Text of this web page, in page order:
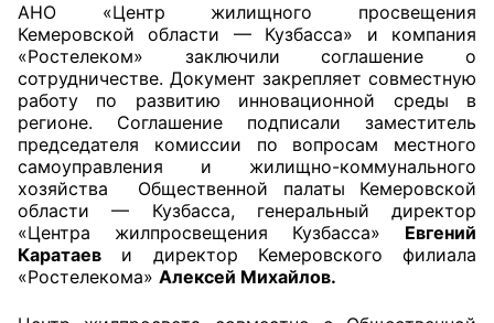
ОБРАТНАЯ СВЯЗЬ
Главная
Общественные советы
АНО «Центр жилищного просвещения
Кемеровской области — Кузбасса» и компания
«Ростелеком» заключили соглашение о
сотрудничестве. Документ закрепляет совместную
работу по развитию инновационной среды в
регионе. Соглашение подписали заместитель
председателя комиссии по вопросам местного
самоуправления и жилищно-коммунального
хозяйства Общественной палаты Кемеровской
области — Кузбасса, генеральный директор
«Центра жилпросвещения Кузбасса» Евгений
Каратаев и директор Кемеровского филиала
«Ростелекома» Алексей Михайлов.